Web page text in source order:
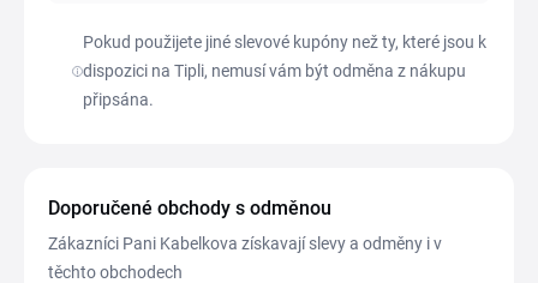
Pokud použijete jiné slevové kupóny než ty, které jsou k
dispozici na Tipli, nemusí vám být odměna z nákupu
připsána.
Doporučené obchody s odměnou
Zákazníci Pani Kabelkova získavají slevy a odměny i v
těchto obchodech